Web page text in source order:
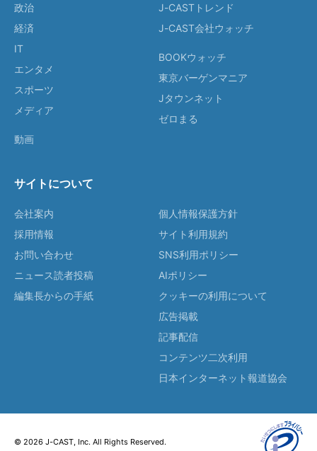
政治
経済
IT
エンタメ
スポーツ
メディア
動画
J-CASTトレンド
J-CAST会社ウォッチ
BOOKウォッチ
東京バーゲンマニア
Jタウンネット
ゼロまる
サイトについて
会社案内
採用情報
お問い合わせ
ニュース読者投稿
編集長からの手紙
個人情報保護方針
サイト利用規約
SNS利用ポリシー
AIポリシー
クッキーの利用について
広告掲載
記事配信
コンテンツ二次利用
日本インターネット報道協会
© 2026 J-CAST, Inc. All Rights Reserved.